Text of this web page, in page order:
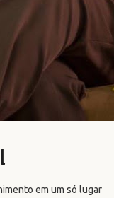
em um só lugar